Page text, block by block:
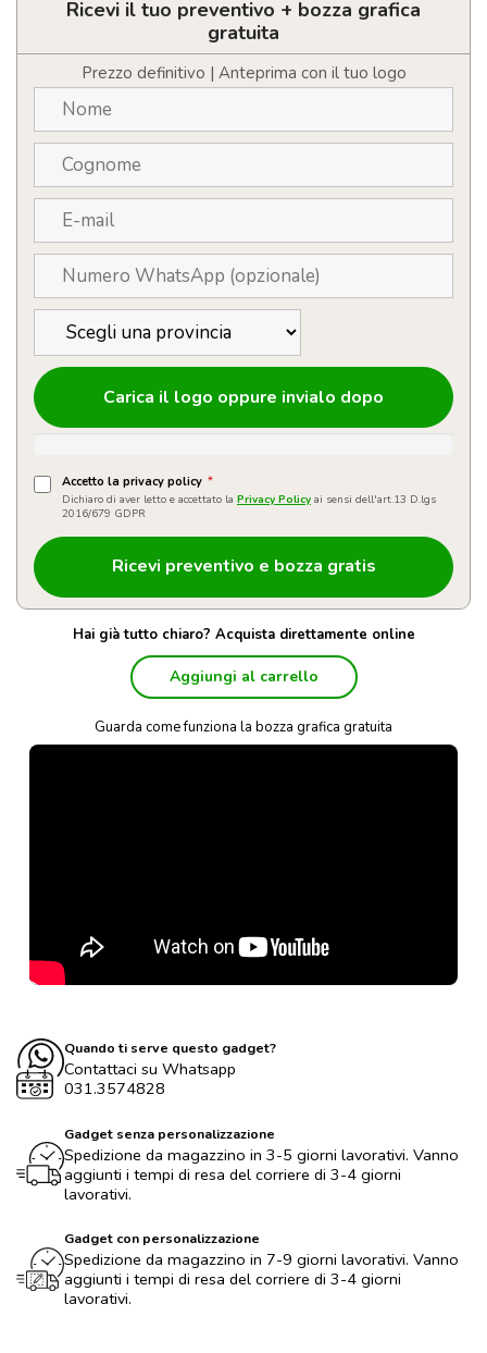
quantitàRicevi il tuo preventivo + bozza grafica
gratuita
Prezzo definitivo | Anteprima con il tuo logo
Carica il logo oppure invialo dopo
Accetto la privacy policy *
Dichiaro di aver letto e accettato la Privacy Policy ai sensi dell'art.13 D.lgs
2016/679 GDPR
Hai già tutto chiaro? Acquista direttamente online
Aggiungi al carrello
Guarda come funziona la bozza grafica gratuita
Quando ti serve questo gadget?
Contattaci su Whatsapp
031.3574828
Gadget senza personalizzazione
Spedizione da magazzino in 3-5 giorni lavorativi. Vanno
aggiunti i tempi di resa del corriere di 3-4 giorni
lavorativi.
Gadget con personalizzazione
Spedizione da magazzino in 7-9 giorni lavorativi. Vanno
aggiunti i tempi di resa del corriere di 3-4 giorni
lavorativi.